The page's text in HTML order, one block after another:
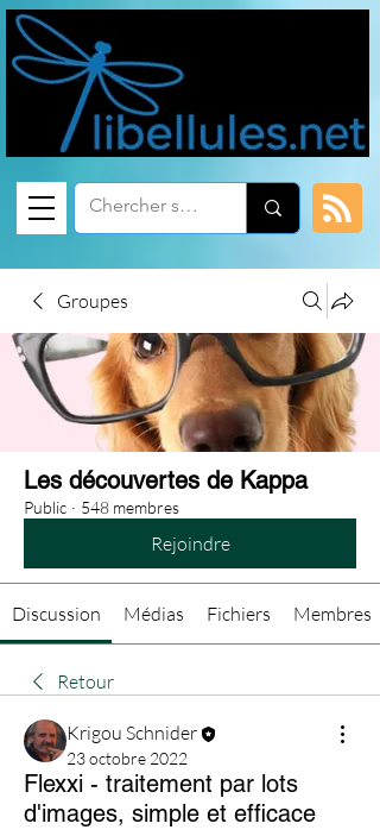
Groupes
Les découvertes de Kappa
Public · 548 membres
Rejoindre
Discussion Médias Fichiers Membres
Retour
Krigou Schnider
23 octobre 2022
Flexxi - traitement par lots
d'images, simple et efficace